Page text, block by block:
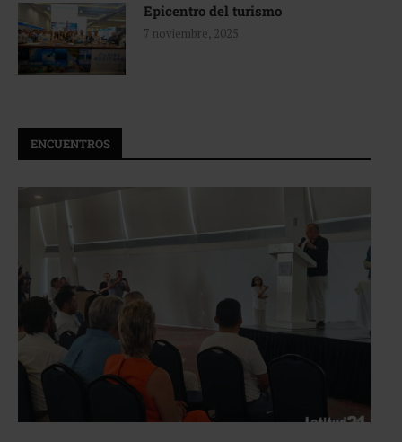
Epicentro del turismo
7 noviembre, 2025
ENCUENTROS